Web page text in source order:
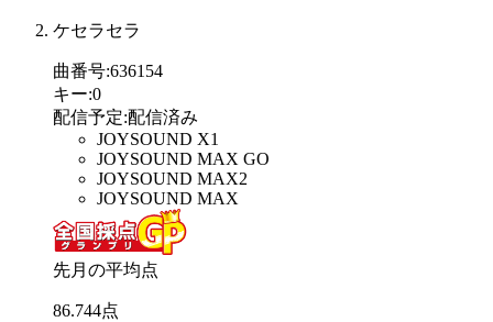
ケセラセラ
曲番号:636154
キー:0
配信予定:配信済み
JOYSOUND X1
JOYSOUND MAX GO
JOYSOUND MAX2
JOYSOUND MAX
先月の平均点
86.744点